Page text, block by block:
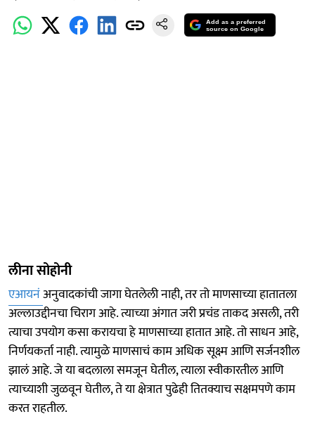
Add as a preferred
source on Google
लीना सोहोनी
एआयनंअनुवादकांची जागा घेतलेली नाही, तर तो माणसाच्या हातातला
अल्लाउद्दीनचा चिराग आहे. त्याच्या अंगात जरी प्रचंड ताकद असली, तरी
त्याचा उपयोग कसा करायचा हे माणसाच्या हातात आहे. तो साधन आहे,
निर्णयकर्ता नाही. त्यामुळे माणसाचं काम अधिक सूक्ष्म आणि सर्जनशील
झालं आहे. जे या बदलाला समजून घेतील, त्याला स्वीकारतील आणि
त्याच्याशी जुळवून घेतील, ते या क्षेत्रात पुढेही तितक्याच सक्षमपणे काम
करत राहतील.